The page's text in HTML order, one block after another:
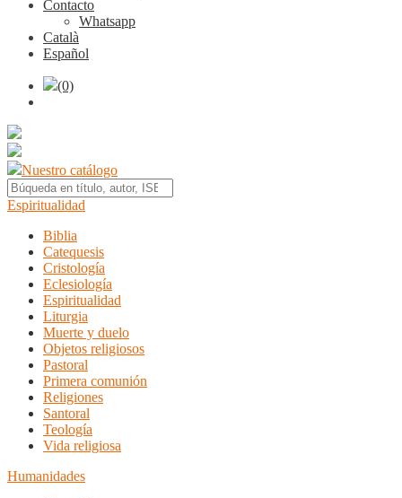
Contacto
Whatsapp
Català
Español
(0)
Nuestro catálogo
Espiritualidad
Biblia
Catequesis
Cristología
Eclesiología
Espiritualidad
Liturgia
Muerte y duelo
Objetos religiosos
Pastoral
Primera comunión
Religiones
Santoral
Teología
Vida religiosa
Humanidades